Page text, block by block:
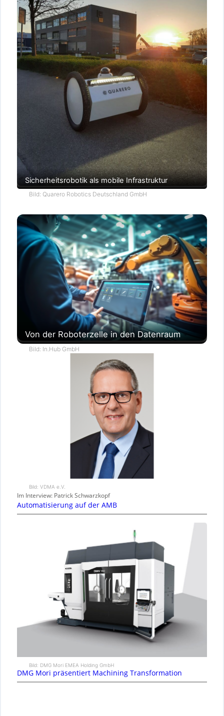
Sicherheitsrobotik als mobile Infrastruktur
Bild: Quarero Robotics Deutschland GmbH
Von der Roboterzelle in den Datenraum
Bild: In.Hub GmbH
Bild: VDMA e.V.
Im Interview: Patrick Schwarzkopf
Automatisierung auf der AMB
Bild: DMG Mori EMEA Holding GmbH
DMG Mori präsentiert Machining Transformation